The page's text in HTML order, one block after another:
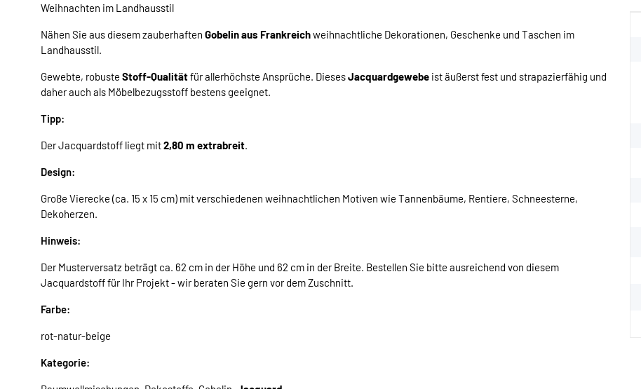
Weihnachten im Landhausstil
Nähen Sie aus diesem zauberhaften Gobelin aus Frankreichweihnachtliche Dekorationen, Geschenke und Taschen im
Landhausstil.
Gewebte, robuste Stoff-Qualitätfür allerhöchste Ansprüche. DiesesJacquardgewebe ist äußerst fest und strapazierfähig und
daher auch als Möbelbezugsstoff bestens geeignet.
Tipp:
Der Jacquardstoff liegt mit2,80 m extrabreit.
Design:
Große Vierecke (ca. 15 x 15 cm) mit verschiedenen weihnachtlichen Motiven wie Tannenbäume, Rentiere, Schneesterne,
Dekoherzen.
Hinweis:
Der Musterversatz beträgt ca. 62 cm in der Höhe und 62 cm in der Breite. Bestellen Sie bitte ausreichend von diesem
Jacquardstoff für Ihr Projekt - wir beraten Sie gern vor dem Zuschnitt.
Farbe:
rot-natur-beige
Kategorie: